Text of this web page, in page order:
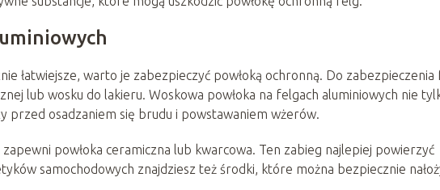
łatwiejsze, warto je zabezpieczyć powłoką ochronną. Do zabezpieczenia
lub wosku do lakieru. Woskowa powłoka na felgach aluminiowych nie
przed osadzaniem się brudu i powstawaniem wżerów.
powłoka ceramiczna lub kwarcowa. Ten zabieg najlepiej powierzyć
samochodowych znajdziesz też środki, które można bezpiecznie